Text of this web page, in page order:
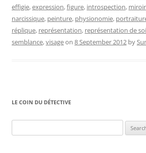
effigie,expression,figure, introspection, miroir
narcissique, peinture, physionomie,
réplique, représentation, représentation de soi
semblance,visageon 8 September 2012 by
LE COIN DU DÉTECTIVE
for: